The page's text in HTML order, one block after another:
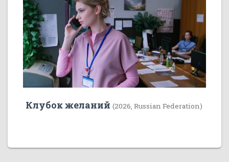
Клубок желаний (2026, Russian Federation)